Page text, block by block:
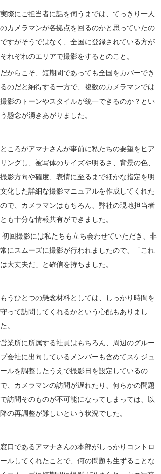
実際にご担当者に話を伺うまでは、てっきり一人
のカメラマンが各拠点を回るのかと思っていたの
ですがそうではなく、全国に登録されている方が
それぞれのエリアで撮影をするとのこと。
だからこそ、短期間であっても全国をカバーでき
るのだと納得する一方で、複数のカメラマンでは
撮影のトーンやスタイルが統一できるのか？とい
う懸念が湧きあがりました。
ところがアマナさんが事前に私たちの要望をヒア
リングし、被写体のサイズや明るさ、背景の色、
撮影方向や確度、表情に至るまで細かな指定を明
文化した詳細な撮影マニュアルを作成してくれた
ので、カメラマンはもちろん、弊社の現地担当者
とも十分な情報共有ができました。
常にスムーズに撮影が行われましたので、「これ
は大丈夫だ」と確信を持ちました。
もうひとつの懸念材料としては、しっかり時間を
守って訪問してくれるかという心配もありまし
た。
営業所に所属する社員はもちろん、周辺のグルー
プ会社に出向しているメンバーも含めてスケジュ
ールを調整したうえで撮影日を設定しているの
で、カメラマンの訪問が遅れたり、何らかの問題
で訪問そのものが不可能になってしまっては、以
降の再調整が難しいという状況でした。
窓口であるアマナさんの本部がしっかりコントロ
ールしてくれたことで、何の問題も生ずることな